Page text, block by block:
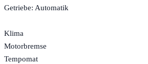
Getriebe: Automatik
Klima
Motorbremse
Tempomat